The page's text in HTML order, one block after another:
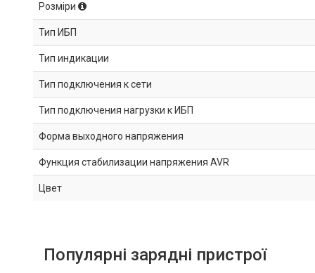
Розміри
Тип ИБП
Тип индикации
Тип подключения к сети
Тип подключения нагрузки к ИБП
Форма выходного напряжения
Функция стабилизации напряжения AVR
Цвет
Популярні зарядні пристрої